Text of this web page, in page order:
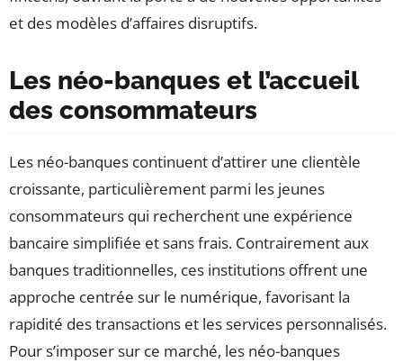
et des modèles d’affaires disruptifs.
Les néo-banques et l’accueil
des consommateurs
Les néo-banques continuent d’attirer une clientèle
croissante, particulièrement parmi les jeunes
consommateurs qui recherchent une expérience
bancaire simplifiée et sans frais. Contrairement aux
banques traditionnelles, ces institutions offrent une
approche centrée sur le numérique, favorisant la
rapidité des transactions et les services personnalisés.
Pour s’imposer sur ce marché, les néo-banques